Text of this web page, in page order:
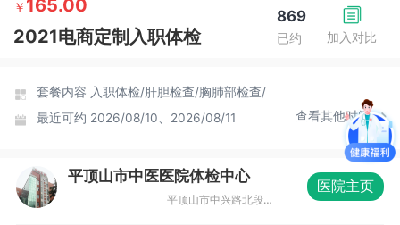
加入对比
869
已约
￥ 165.00
2021电商定制入职体检
套餐内容 入职体检/肝胆检查/胸肺部检查/
最近可约 2026/08/10、2026/08/11 查看其他时间
平顶山市中医医院体检中心
平顶山市中兴路北段西4号门诊楼三楼体检中心
医院主页